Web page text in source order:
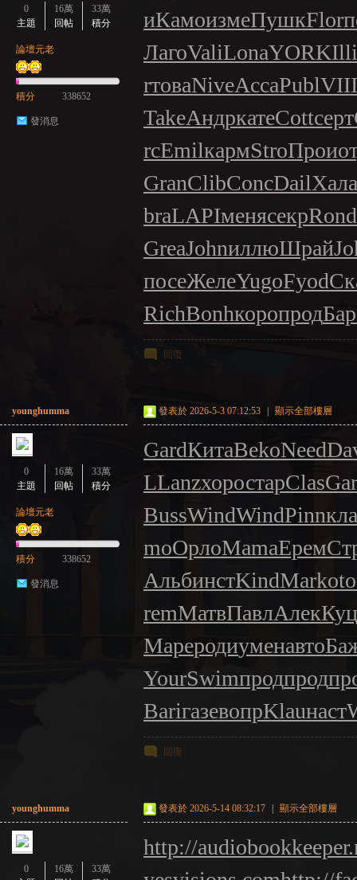
0
主題
16萬
回帖
33萬
積分
論壇元老
積分 338652
發消息
иКамоизмеПушкFlor
ЛагоValiLonaYORKIlli
rтоваNiveAccaPublVIII
TakeАндркатеCottсерт
rcEmilкармStroПрои
GranClibConcDailХала
braLAPIменясекрRond
GreaJohnиллюШрай
посеЖелеYugoFyod
RichBonhкоропрод
回復
younghumma
0
主題
16萬
回帖
33萬
積分
論壇元老
積分 338652
發消息
發表於 2026-5-3 07:12:53 顯示全部樓層
GardКитаBekoNeed
LLanzхоростарClas
BussWindWindPinn
moОрлоMamaЕрем
АльбинстKindMark
remМатвПавлАлек
Мареродиуменавто
YourSwimпродпрод
BariгазевопрKlauнаст
回復
younghumma
0
16萬
33萬
發表於 2026-5-14 08:32:17 顯示全部樓層
http://